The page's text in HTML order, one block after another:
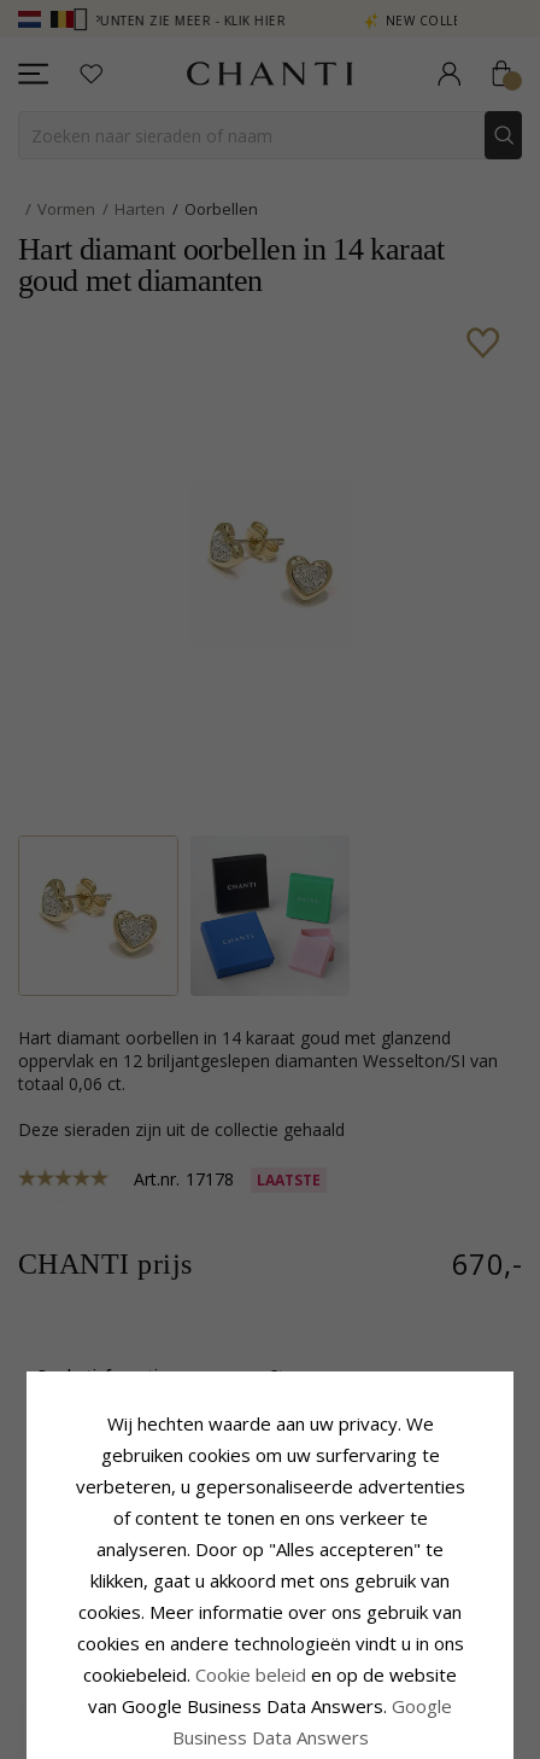
PUNTEN ZIE MEER - KLIK HIER NEW COLLECTION | AURA
Vormen Harten Oorbellen
Hart diamant oorbellen in 14 karaat
goud met diamanten
hart diamant oorbellen in 14 karaat goud met glanzend
oppervlak en 12 briljantgeslepen diamanten Wesselton/SI van
totaal 0,06 ct.
Deze sieraden zijn uit de collectie gehaald
Art.nr. 17178 LAATSTE
CHANTI prijs 670,-
Productinformatie
Oorbellen:Diamant Oorbellen
Edelmetaal: 14 Karaat Goud
Oppervlak:
Steen
Slijpsel:Briljantgeslepen
Steen: Diamant
Wesselton
Diamant Helderheid:Si
Caraat:0,06
Afmeting
6,2 mm
Breedte: 6,9 mm
Levertijd
Levertijd:4-5 Weekdagen
KLANTEN KOPEN OOK
Wij hechten waarde aan uw privacy. We
gebruiken cookies om uw surfervaring te
verbeteren, u gepersonaliseerde advertenties
of content te tonen en ons verkeer te
analyseren. Door op "Alles accepteren" te
klikken, gaat u akkoord met ons gebruik van
cookies. Meer informatie over ons gebruik van
cookies en andere technologieën vindt u in ons
cookiebeleid. Cookie beleid en op de website
van Google Business Data Answers. Google
Business Data Answers